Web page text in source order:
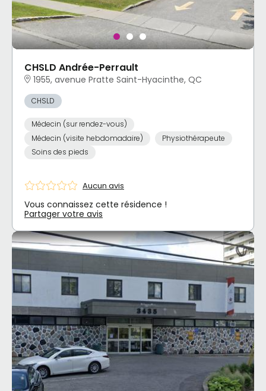
CHSLD Andrée-Perrault
1955, avenue Pratte Saint-Hyacinthe, QC
CHSLD
Médecin (sur rendez-vous)
Médecin (visite hebdomadaire)
Physiothérapeute
Soins des pieds
Aucun avis
Vous connaissez cette résidence !
Partager votre avis